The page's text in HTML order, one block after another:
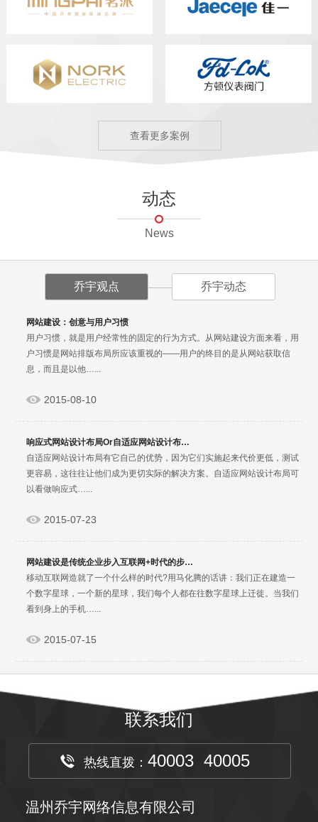
查看更多案例
动态
News
乔宇观点 乔宇动态
网站建设：创意与用户习惯
用户习惯，就是用户经常性的固定的行为方式。从网站建设方面来看，用
户习惯是网站排版布局所应该重视的——用户的终目的是从网站获取信
息，而且是以他…...
2015-08-10
响应式网站设计布局Or自适应网站设计布…
自适应网站设计布局有它自己的优势，因为它们实施起来代价更低，测试
更容易，这往往让他们成为更切实际的解决方案。自适应网站设计布局可
以看做响应式…...
2015-07-23
网站建设是传统企业步入互联网+时代的步…
移动互联网造就了一个什么样的时代?用马化腾的话讲：我们正在建造一
个数字星球，一个新的星球，我们每个人都在往数字星球上迁徙。当我们
看到身上的手机…...
2015-07-15
联系我们
热线直拨： 40003 40005
温州乔宇网络信息有限公司